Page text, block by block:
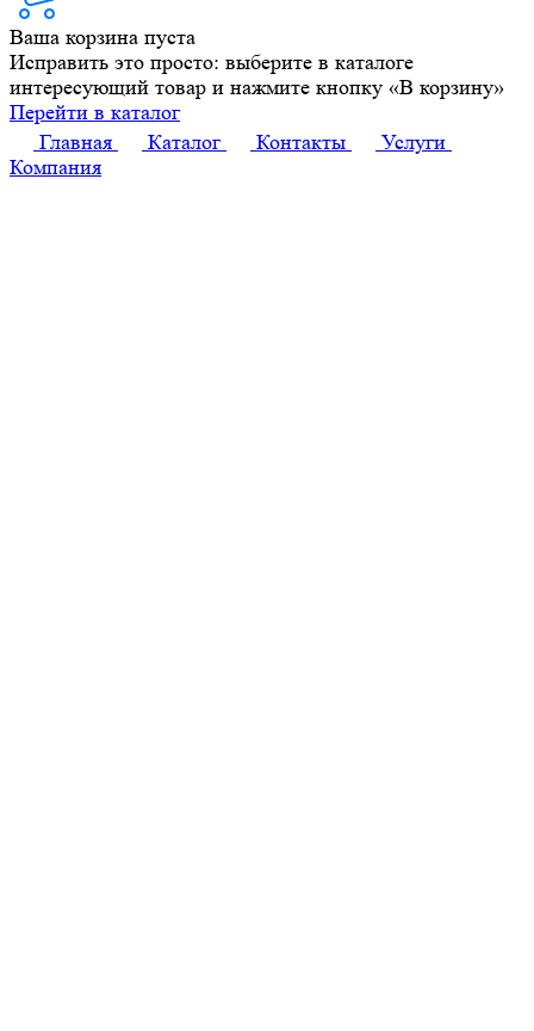
Ваша корзина пуста
Исправить это просто: выберите в каталоге
интересующий товар и нажмите кнопку «В корзину»
Перейти в каталог
Главная
Каталог Контакты
Услуги
Компания